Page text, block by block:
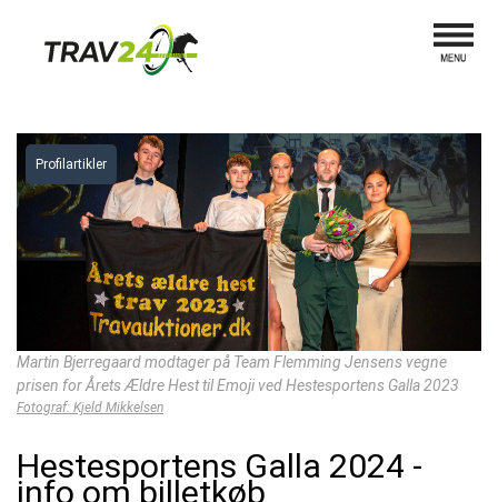
Profilartikler
Martin Bjerregaard modtager på Team Flemming Jensens vegne
prisen for Årets Ældre Hest til Emoji ved Hestesportens Galla 2023
Fotograf: Kjeld Mikkelsen
Hestesportens Galla 2024 -
info om billetkøb